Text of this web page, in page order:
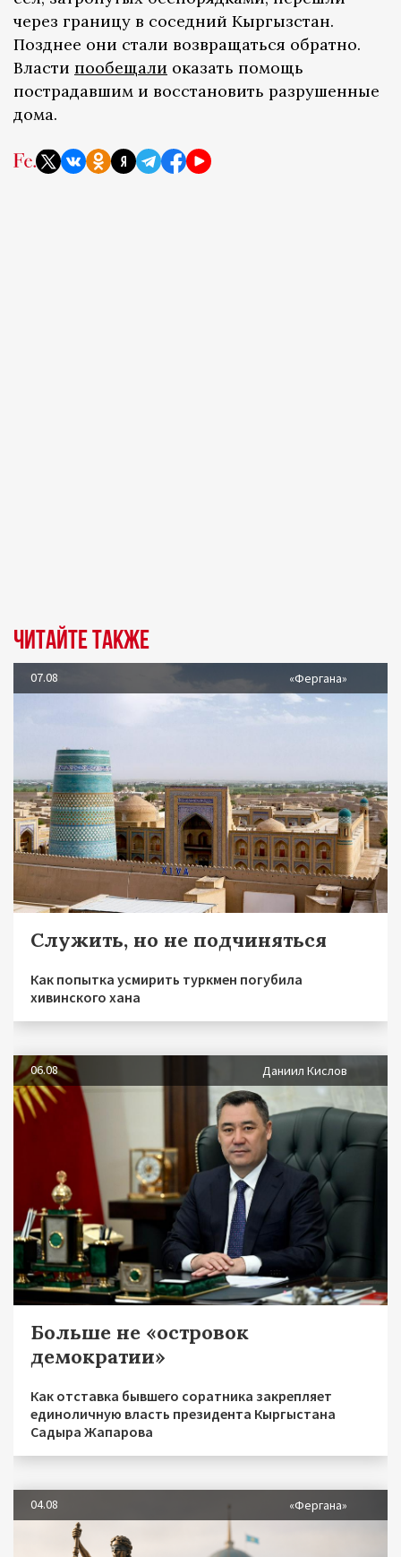
через границу в соседний Кыргызстан.
Позднее они стали возвращаться обратно.
Власти пообещали оказать помощь
пострадавшим и восстановить разрушенные
дома.
Читайте также
07.08 «Фергана»
Служить, но не подчиняться
Как попытка усмирить туркмен погубила
хивинского хана
06.08 Даниил Кислов
Больше не «островок
демократии»
Как отставка бывшего соратника закрепляет
единоличную власть президента Кыргыстана
Садыра Жапарова
04.08 «Фергана»